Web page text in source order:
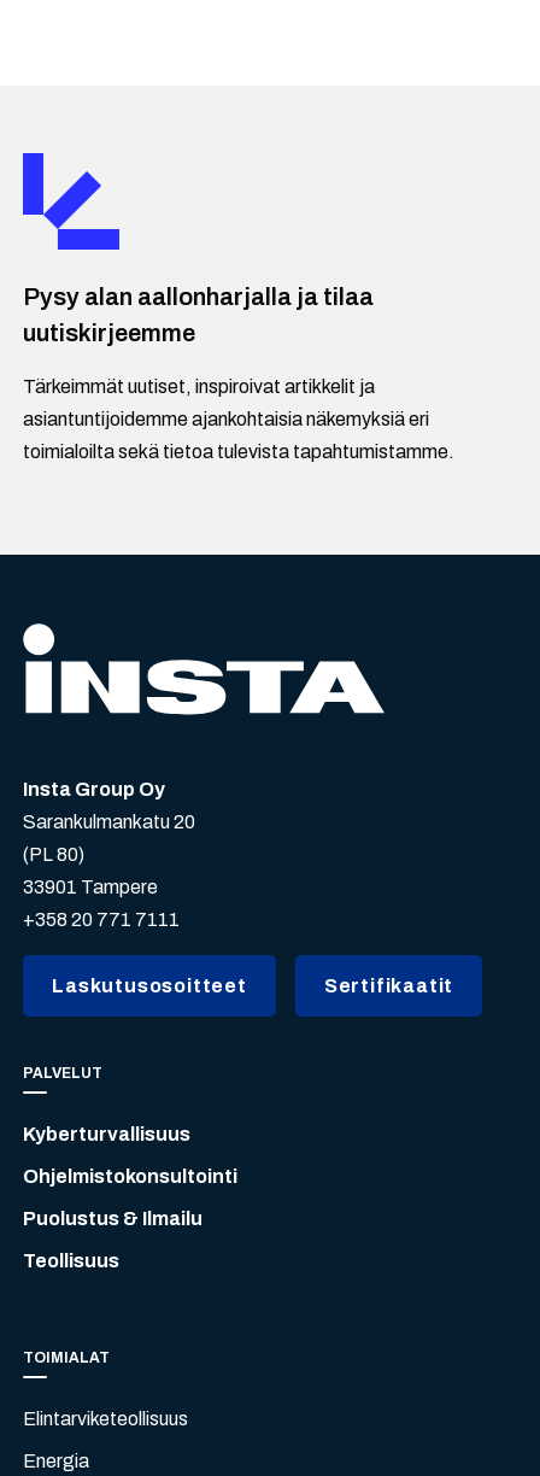
Pysy alan aallonharjalla ja tilaa
uutiskirjeemme
Tärkeimmät uutiset, inspiroivat artikkelit ja
asiantuntijoidemme ajankohtaisia näkemyksiä eri
toimialoilta sekä tietoa tulevista tapahtumistamme.
Insta Group Oy
Sarankulmankatu 20
(PL 80)
33901 Tampere
+358 20 771 7111
Laskutusosoitteet Sertifikaatit
PALVELUT
Kyberturvallisuus
Ohjelmistokonsultointi
Puolustus & Ilmailu
Teollisuus
TOIMIALAT
Elintarviketeollisuus
Energia